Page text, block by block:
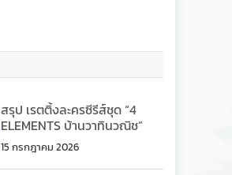
สรุป เรตติ้งละครซีรีส์ชุด “4
ELEMENTS บ้านวาทินวณิช”
15 กรกฎาคม 2026